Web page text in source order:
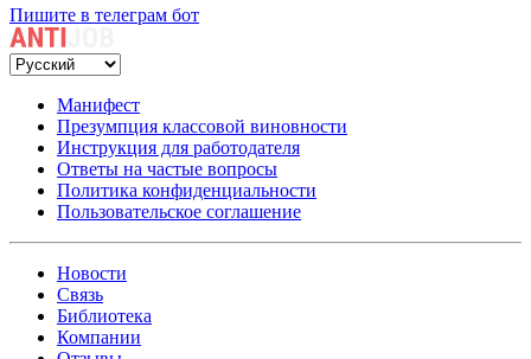
Пишите в телеграм бот
Манифест
Презумпция классовой виновности
Инструкция для работодателя
Ответы на частые вопросы
Политика конфиденциальности
Пользовательское соглашение
Новости
Связь
Библиотека
Компании